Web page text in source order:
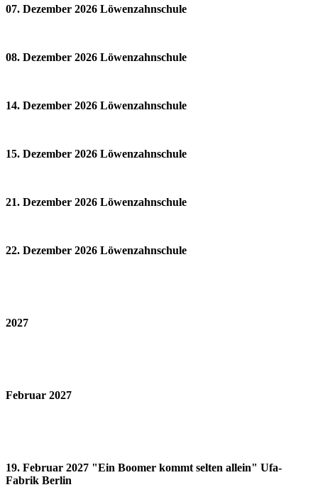
07. Dezember 2026 Löwenzahnschule
08. Dezember 2026 Löwenzahnschule
14. Dezember 2026 Löwenzahnschule
15. Dezember 2026 Löwenzahnschule
21. Dezember 2026 Löwenzahnschule
22. Dezember 2026 Löwenzahnschule
2027
Februar 2027
19. Februar 2027 "Ein Boomer kommt selten allein" Ufa-
Fabrik Berlin